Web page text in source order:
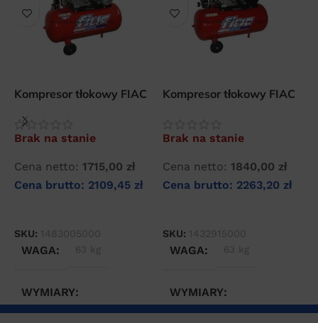
Kompresor tłokowy FIAC
Brak na stanie
Cena netto: 1715,00 zł
Cena brutto: 2109,45 zł
SKU: 1483005000
WAGA 63 kg
WYMIARY
Kompresor tłokowy FIAC
Brak na stanie
Cena netto: 1840,00 zł
Cena brutto: 2263,20 zł
SKU: 1432915000
WAGA 63 kg
WYMIARY